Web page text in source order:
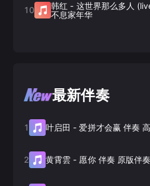
10 韩红 - 这世界那么多人
不息家年华
最新伴奏
1 叶启田 -爱拼才会赢 伴奏
2 黄霄雲 - 愿你 伴奏 原版伴奏